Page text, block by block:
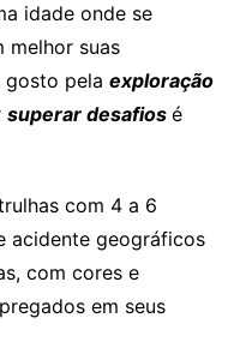
idade onde se
melhor suas
gosto pela exploração
superar desafios é
com 4 a 6
acidente geográficos
com cores e
em seus